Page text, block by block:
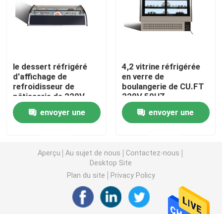
congélateur d'affichage de crème glacée
sous le contre- congélateur de réfrigérateur
Tableau réfrigéré de préparation
refroidisseur d'affichage de viande
Machine à glaçons commerciale
le dessert réfrigéré
d'affichage de
refroidisseur de
pâtisserie de 220V
50HZ la vitrine 4,2
CU.FT envoyer une
4,2 vitrine réfrigérée
en verre de
boulangerie de CU.FT
220V 50HZ
envoyer une
Aperçu Au sujet de nous
Contactez-nous
Desktop Site
Plan du site
Privacy Policy